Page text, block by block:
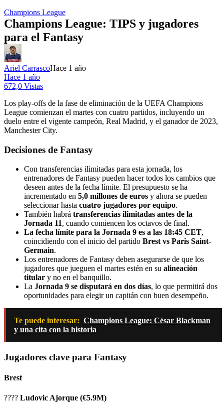
Champions League
Champions League: TIPS y jugadores
para el Fantasy
Ariel CarrascoHace 1 año
Hace 1 año
672,0 Vistas
Los play-offs de la fase de eliminación de la UEFA Champions
League comienzan el martes con cuatro partidos, incluyendo un
duelo entre el vigente campeón, Real Madrid, y el ganador de 2023,
Manchester City.
Decisiones de Fantasy
Con transferencias ilimitadas para esta jornada, los
entrenadores de Fantasy pueden hacer todos los cambios que
deseen antes de la fecha límite. El presupuesto se ha
incrementado en 5,0 millones de euros y ahora se pueden
seleccionar hasta cuatro jugadores por equipo.
También habrá transferencias ilimitadas antes de la
Jornada 11, cuando comiencen los octavos de final.
La fecha límite para la Jornada 9 es a las 18:45 CET,
coincidiendo con el inicio del partido Brest vs Paris Saint-
Germain.
Los entrenadores de Fantasy deben asegurarse de que los
jugadores que jueguen el martes estén en su alineación
titular y no en el banquillo.
La Jornada 9 se disputará en dos días, lo que permitirá dos
oportunidades para elegir un capitán con buen desempeño.
Te puede interesar: Champions League: César Blackman
y una cita con la historia
Jugadores clave para Fantasy
Brest
???? Ludovic Ajorque (€5.9M)